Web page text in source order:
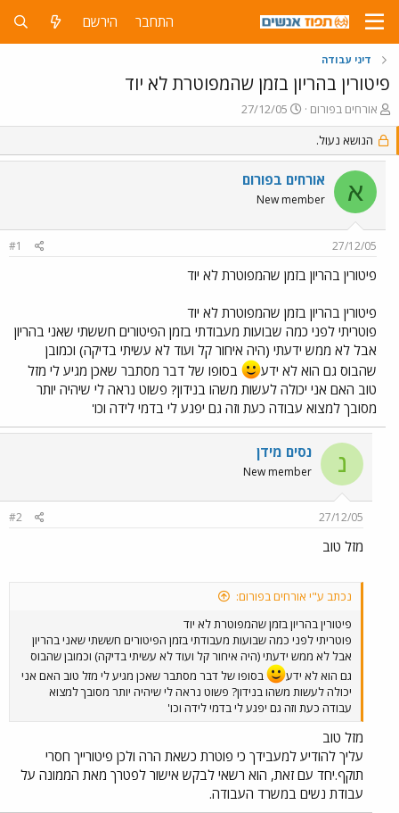
התחבר הירשם
דיני עבודה
פיטורין בהריון בזמן שהמפוטרת לא יוד
פ
ו
ת
ח
נ
אורחים בפורום
פ
ו
ס
ם
ב
ת
ך
27/12/05
הנושא נעול.
א אורחים בפורום
New member
27/12/05
#1
פיטורין בהריון בזמן שהמפוטרת לא יוד
פיטורין בהריון בזמן שהמפוטרת לא יוד
פוטריתי לפני כמה שבועות מעבודתי בזמן הפיטורים חששתי שאני בהריון
אבל לא ממש ידעתי (היה איחור קל ועוד לא עשיתי בדיקה) וכמובן
שהבוס גם הוא לא ידע
בסופו של דבר מסתבר שאכן מגיע לי מזל
טוב האם אני יכולה לעשות משהו בנידון? פשוט נראה לי שיהיה יותר
מסובך למצוא עבודה כעת וזה גם יפגע לי בדמי לידה וכו'
נ נסים מידן
New member
27/12/05
#2
מזל טוב
נכתב ע"י אורחים בפורום:
פיטורין בהריון בזמן שהמפוטרת לא יוד
פוטריתי לפני כמה שבועות מעבודתי בזמן הפיטורים חששתי שאני בהריון
אבל לא ממש ידעתי (היה איחור קל ועוד לא עשיתי בדיקה) וכמובן שהבוס
גם הוא לא ידע
בסופו של דבר מסתבר שאכן מגיע לי מזל טוב האם אני
יכולה לעשות משהו בנידון? פשוט נראה לי שיהיה יותר מסובך למצוא
עבודה כעת וזה גם יפגע לי בדמי לידה וכו'
מזל טוב
עליך להודיע למעבידך כי פוטרת כשאת הרה ולכן פיטורייך חסרי
תוקף.יחד עם זאת, הוא רשאי לבקש אישור לפטרך מאת הממונה על
עבודת נשים במשרד העבודה.